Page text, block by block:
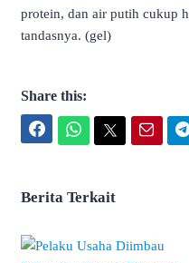
protein, dan air putih cukup
tandasnya. (gel)
Share this:
Berita Terkait